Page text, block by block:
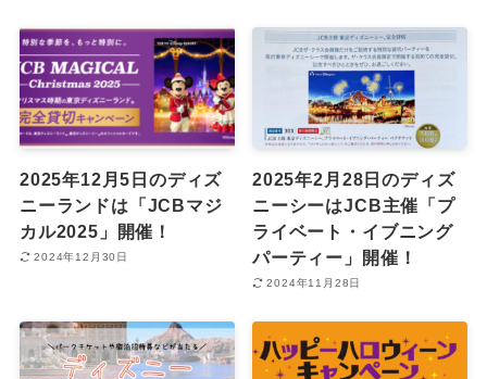
2025年12月5日のディズ
ニーランドは「JCBマジ
カル2025」開催！
2024年12月30日
2025年2月28日のディズ
ニーシーはJCB主催「プ
ライベート・イブニング
パーティー」開催！
2024年11月28日